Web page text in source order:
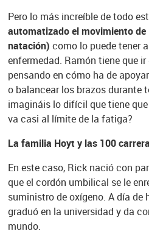
Pero lo más increíble de todo
automatizado el movimiento
natación) como lo puede tener
enfermedad. Ramón tiene que
pensando en cómo ha de
o balancear los brazos durante
imagináis lo difícil que tiene
va casi al límite de la fatiga?
La familia Hoyt y las 100
En este caso, Rick nació con
que el cordón umbilical se le
suministro de oxígeno. A día de
graduó en la universidad y da
mundo.